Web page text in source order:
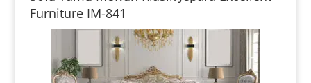
Furniture IM-841